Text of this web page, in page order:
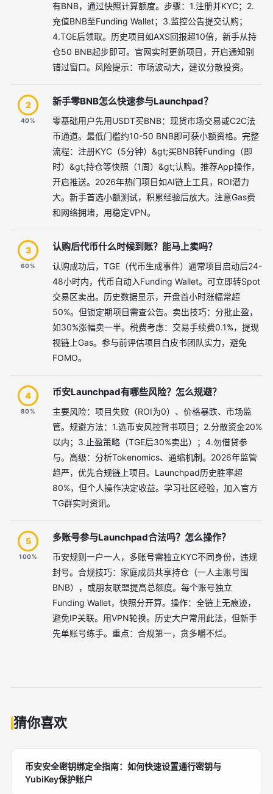
有BNB，通过快照计算额度。步骤：1.注册并KYC；2.
充值BNB至Funding Wallet；3.监控公告提交认购；
4.TGE后领取。历史项目如AXS回报超10倍，新手从持
仓50 BNB起步即可。官网实时更新项目，开启通知别
错过窗口。风险提示：市场波动大，建议分散投资。
2
40%
新手零BNB怎么快速参与Launchpad？
零基础用户先用USDT买BNB：现货市场交易或C2C法
币通道。最低门槛约10-50 BNB即可获小额资格。完整
流程：注册KYC（5分钟）&gt;买BNB转Funding（即
时）&gt;持仓等快照（1周）&gt;认购。推荐App操作，
开启推送。2026年热门项目如AI链上工具，ROI潜力
大。新手首选小额测试，积累经验后放大。注意Gas费
和网络拥堵，用稳定VPN。
3
60%
认购后代币什么时候到账？能马上卖吗？
认购成功后，TGE（代币生成事件）通常项目启动后24-
48小时内，代币自动入Funding Wallet。可立即转Spot
交易区卖出。历史数据显示，开盘首小时涨幅常超
50%。但锁定期项目需查公告。卖出技巧：分批止盈，
如30%涨幅卖一半。税费考虑：交易手续费0.1%，提现
视链上Gas。参与前评估项目白皮书团队实力，避免
FOMO。
4
80%
币安Launchpad有哪些风险？怎么规避？
主要风险：项目失败（ROI为0）、价格暴跌、市场监
管。规避方法：1.选币安风控背书项目；2.分散资金20%
以内；3.止盈策略（TGE后30%卖出）；4.勿借贷参
与。高级：分析Tokenomics、通缩机制。2026年监管
趋严，优先合规链上项目。Launchpad历史胜率超
80%，但个人操作决定收益。学习社区经验，加入官方
TG群实时资讯。
5
100%
多账号参与Launchpad合法吗？怎么操作？
币安规则一户一人，多账号需独立KYC不同身份，违规
封号。合规技巧：家庭成员共享持仓（一人主账号囤
BNB），或朋友联盟提高总额度。每个账号独立
Funding Wallet，快照分开算。操作：全链上无痕迹，
避免IP关联。用VPN轮换。历史大户常用此法，但新手
先单账号练手。重点：合规第一，贪多嚼不烂。
猜你喜欢
币安安全密钥绑定全指南：如何快速设置通行密钥与
YubiKey保护账户